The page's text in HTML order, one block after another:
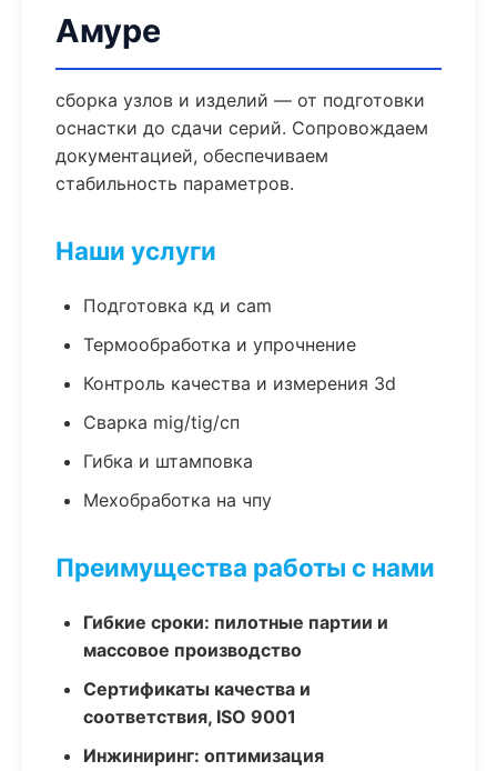
Амуре
сборка узлов и изделий — от подготовки
оснастки до сдачи серий. Сопровождаем
документацией, обеспечиваем
стабильность параметров.
Наши услуги
Подготовка кд и cam
Термообработка и упрочнение
Контроль качества и измерения 3d
Сварка mig/tig/сп
Гибка и штамповка
Мехобработка на чпу
Преимущества работы с нами
Гибкие сроки: пилотные партии и
массовое производство
Сертификаты качества и
соответствия, ISO 9001
Инжиниринг: оптимизация